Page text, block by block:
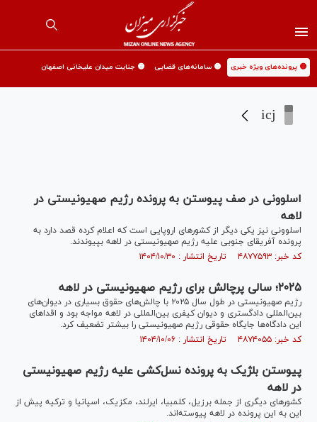
🟡 پرونده‌های ویژه خبری 🟡 سامانه‌های قضایی 🟡 جنایت میدان علیخانی اصفهان
icj
اسلوونی در صف پیوستن به پرونده رژیم صهیونیستی در
لاهه
اسلوونی نیز یکی دیگر از کشور‌های اروپایی است که اعلام کرده قصد دارد به
پرونده آفریقای جنوبی علیه رژیم صهیونیستی در لاهه بپیوندند.
کد خبر: ۴۸۷۷۵۹۳ تاریخ انتشار : ۱۴۰۴/۱۰/۳۰
۲۰۲۵؛ سالی پرچالش برای رژیم صهیونیستی در لاهه
رژیم صهیونیستی در طول سال ۲۰۲۵ با چالش‌های حقوق بسیاری در دیوان‌های
بین‌المللی دادگستری و دیوان کیفری بین‌المللی در لاهه مواجه بود و اقدا‌های
این دادگاه‌ها جایگاه حقوقی رژیم صهیونیستی را بیشتر تضعیف کرد.
کد خبر: ۴۸۷۴۰۵۵ تاریخ انتشار : ۱۴۰۴/۱۰/۰۶
پیوستن بلژیک به پرونده نسل‌کشی علیه رژیم صهیونیستی
در لاهه
کشور‌های دیگری از جمله برزیل، کلمبیا، ایرلند، مکزیک، اسپانیا و ترکیه پیش از
این به این پرونده در لاهه پیوسته‌اند.